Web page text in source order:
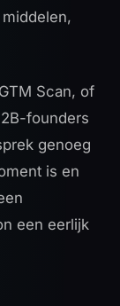
GTM Scan, of
founders
genoeg
is en
een eerlijk